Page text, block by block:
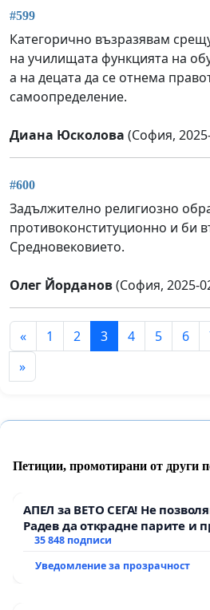
#599
Категорично възразявам
на училищата функцията на
а на децата да се отнема
самоопределение.
Диана Юсколова (София,
#600
Задължително религиозно
противоконституционно и би
Средновековието.
Олег Йорданов(София, 2025-
« 1 2 3 4 5 6
»
Петиции, промотирани от други
АПЕЛ за ВЕТО СЕГА! Не
Радев да открадне парите и
тъмното
35 848 подписи
Уведомление за прозрачност